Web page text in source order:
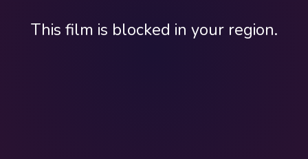
This film is blocked in your region.